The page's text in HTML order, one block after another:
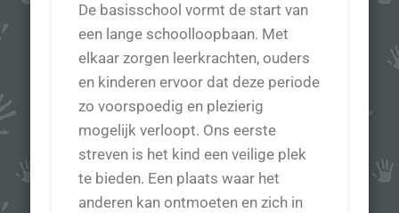
De basisschool vormt de start van
een lange schoolloopbaan. Met
elkaar zorgen leerkrachten, ouders
en kinderen ervoor dat deze periode
zo voorspoedig en plezierig
mogelijk verloopt. Ons eerste
streven is het kind een veilige plek
te bieden. Een plaats waar het
anderen kan ontmoeten en zich in